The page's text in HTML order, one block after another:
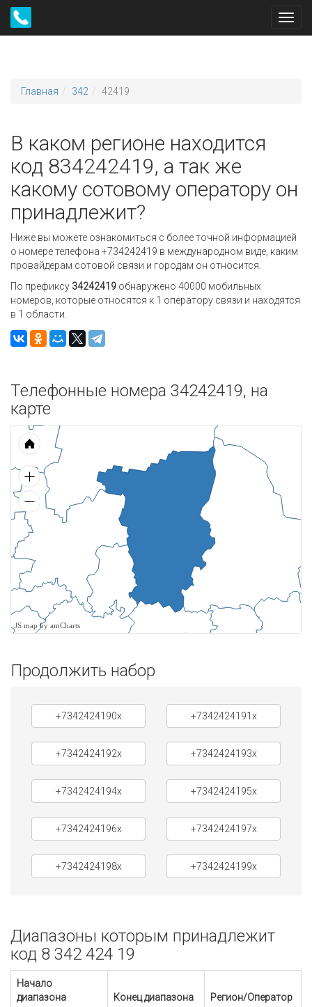
Главная 342 42419
В каком регионе находится
код 834242419, а так же
какому сотовому оператору он
принадлежит?
Ниже вы можете ознакомиться с более точной информацией
о номере телефона +734242419 в международном виде, каким
провайдерам сотовой связи и городам он относится.
По префиксу 34242419 обнаружено 40000 мобильных
номеров, которые относятся к 1 оператору связи и находятся
в 1 области.
Телефонные номера 34242419, на
карте
JS map by amCharts
Продолжить набор
+7342424190x +7342424191x
+7342424192x +7342424193x
+7342424194x +7342424195x
+7342424196x +7342424197x
+7342424198x +7342424199x
Диапазоны которым принадлежит
код 8 342 424 19
Начало
диапазона
Конец диапазона Регион/Оператор